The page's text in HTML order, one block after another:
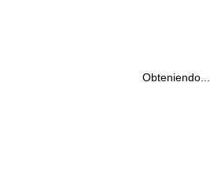
Obteniendo...